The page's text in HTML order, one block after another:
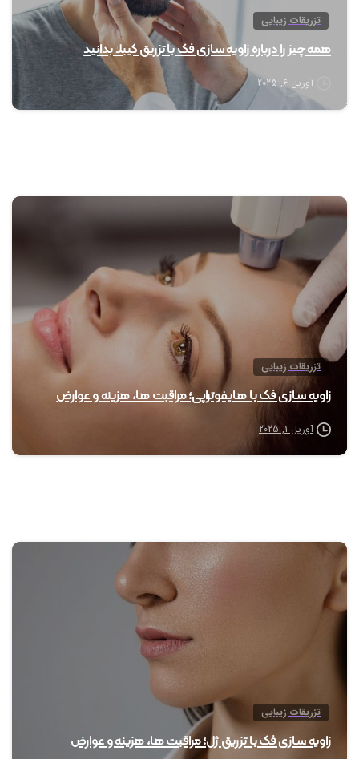
تزریقات زیبایی
همه چیز را درباره زاویه سازی فک با تزریق کیبلا بدانید
آوریل 6, 2025
تزریقات زیبایی
زاویه سازی فک با هایفوتراپی؛ مراقبت ها، هزینه و عوارض
آوریل 1, 2025
تزریقات زیبایی
زاویه سازی فک با تزریق ژل؛ مراقبت ها، هزینه و عوارض